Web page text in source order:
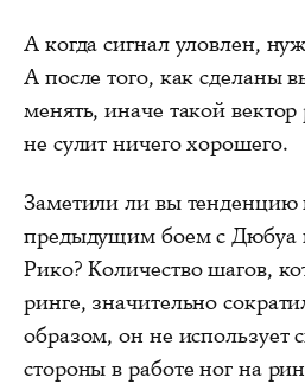
А когда сигнал уловлен,
А после того, как сделаны
менять, иначе такой
не сулит ничего хорошего.
Заметили ли вы тенденцию
предыдущим боем с Дюбуа
Рико? Количество шагов,
ринге, значительно
образом, он не использует
стороны в работе ног на